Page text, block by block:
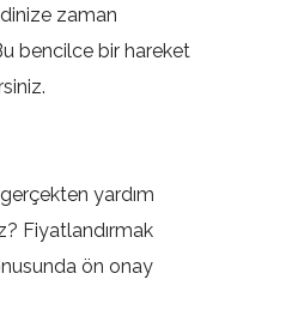
zaman
bencilce bir hareket
yardım
Fiyatlandırmak
ön onay